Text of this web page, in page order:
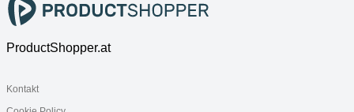
ProductShopper.at
Kontakt